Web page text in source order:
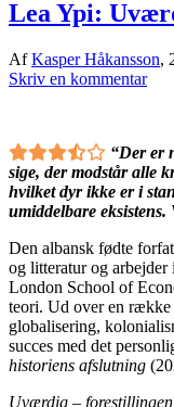
Lea Ypi:
AfKasper Håkansson,
Skriv en kommentar
“Der er
sige, der modstår alle
hvilket dyr ikke er i
umiddelbare
Den albansk fødte
og litteratur og
London School of
teori. Ud over en
globalisering,
succes med det
historiens afslutning
Uværdig –